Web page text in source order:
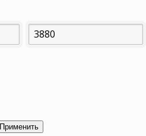
Максимальная
Применить